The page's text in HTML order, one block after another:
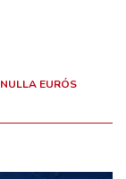
NULLA EURÓS